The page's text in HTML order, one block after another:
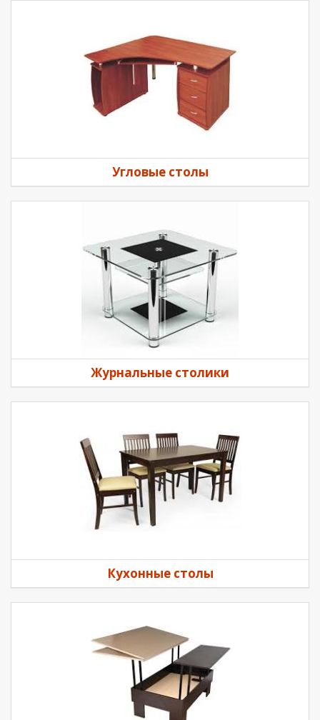
Угловые столы
Журнальные столики
Кухонные столы